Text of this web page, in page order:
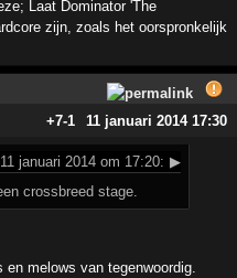
Laat Dominator 'The
zijn, zoals het oorspronkelijk
+7-1 11 januari 2014 17:30
januari 2014 om 17:20: ▶
crossbreed stage.
melows van tegenwoordig.